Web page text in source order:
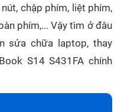
chập phím, liệt phím,
phím,... Vậy tìm ở đâu
sửa chữa laptop, thay
S14 S431FA chính